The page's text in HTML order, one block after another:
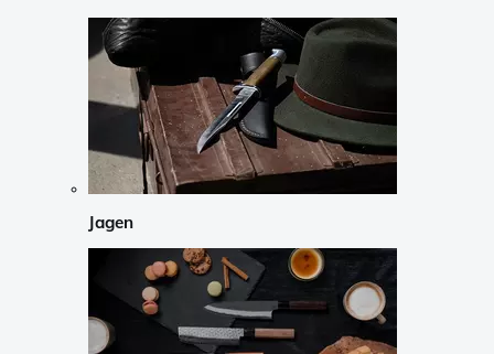
Jagen